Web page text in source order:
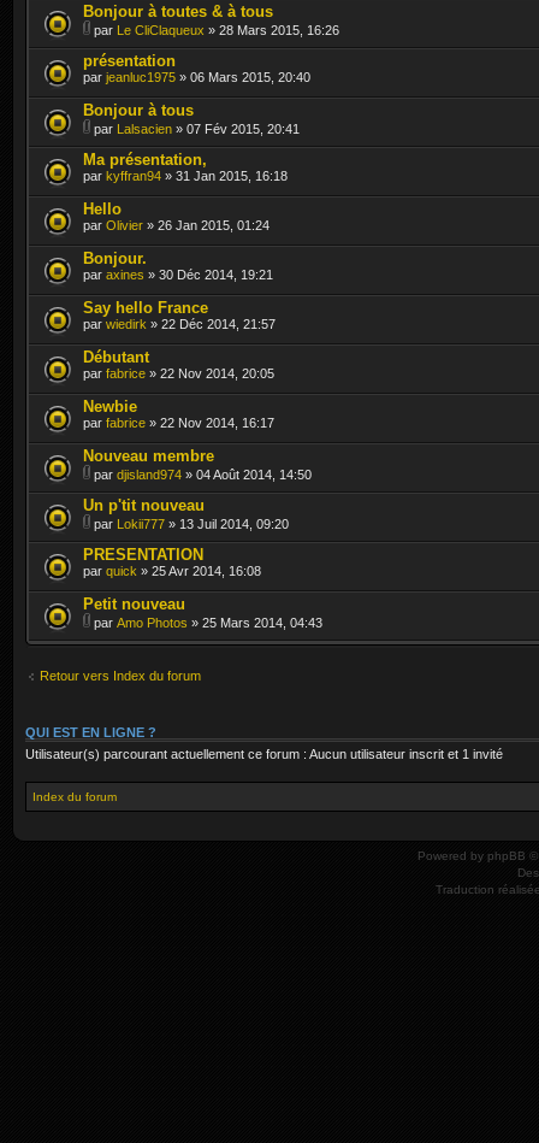
Bonjour à toutes & à tous
par Le CliClaqueux » 28 Mars 2015, 16:26
présentation
par jeanluc1975 » 06 Mars 2015, 20:40
Bonjour à tous
par Lalsacien » 07 Fév 2015, 20:41
Ma présentation,
par kyffran94 » 31 Jan 2015, 16:18
Hello
par Olivier » 26 Jan 2015, 01:24
Bonjour.
par axines » 30 Déc 2014, 19:21
Say hello France
par wiedirk » 22 Déc 2014, 21:57
Débutant
par fabrice » 22 Nov 2014, 20:05
Newbie
par fabrice » 22 Nov 2014, 16:17
Nouveau membre
par djisland974 » 04 Août 2014, 14:50
Un p'tit nouveau
par Lokii777 » 13 Juil 2014, 09:20
PRESENTATION
par quick » 25 Avr 2014, 16:08
Petit nouveau
par Amo Photos » 25 Mars 2014, 04:43
Retour vers Index du forum
QUI EST EN LIGNE ?
Utilisateur(s) parcourant actuellement ce forum : Aucun utilisateur inscrit et 1 invité
Index du forum
Powered by phpBB ©
Traduction